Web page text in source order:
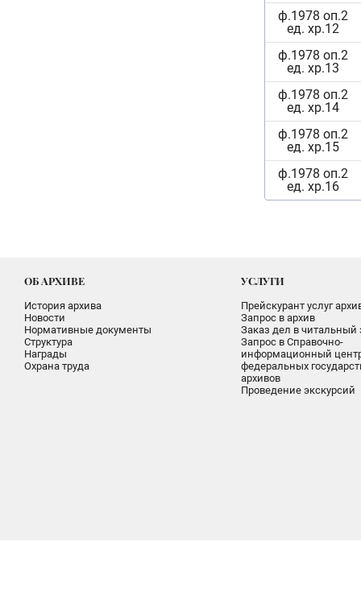
ф.1978 оп.2
ед. хр.12
ф.1978 оп.2
ед. хр.13
ф.1978 оп.2
ед. хр.14
ф.1978 оп.2
ед. хр.15
ф.1978 оп.2
ед. хр.16
ОБ АРХИВЕ
История архива
Новости
Нормативные документы
Структура
Награды
Охрана труда
УСЛУГИ
Прейскурант услуг
Запрос в архив
Заказ дел в читальный
Запрос в Справочно-
информационный
федеральных
архивов
Проведение экскурсий